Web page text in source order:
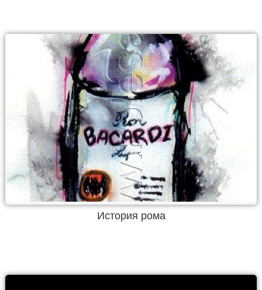
История рома